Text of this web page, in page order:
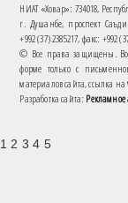
НИАТ «Ховар»: 734018,
г. Душанбе, проспект
+992 (37) 2385217, факс: +992
© Все права защищены.
форме только с
материалов сайта, ссылка на
Разработка сайта: Рекламное
1 2 3 4 5